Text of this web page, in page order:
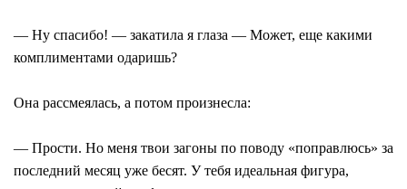
— Ну спасибо! — закатила я глаза — Может, еще какими
комплиментами одаришь?
Она рассмеялась, а потом произнесла:
— Прости. Но меня твои загоны по поводу «поправлюсь» за
последний месяц уже бесят. У тебя идеальная фигура,